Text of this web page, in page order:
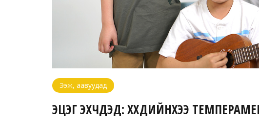
Ээж, аавуудад
ЭЦЭГ ЭХЧҮҮДЭД: ХҮҮХДИЙНХЭЭ